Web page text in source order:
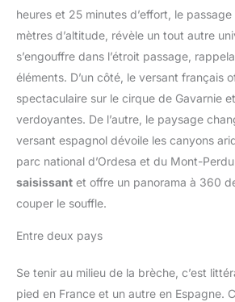
heures et 25 minutes d’effort, le
mètres d’altitude, révèle un tout autre
s’engouffre dans l’étroit passage,
éléments. D’un côté, le versant français
spectaculaire sur le cirque de Gavarnie
verdoyantes. De l’autre, le paysage
versant espagnol dévoile les canyons
parc national d’Ordesa et du Mont-
saisissant et offre un panorama à 360
couper le souffle.
Entre deux pays
Se tenir au milieu de la brèche, c’est
pied en France et un autre en Espagne.